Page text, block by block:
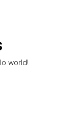
world!